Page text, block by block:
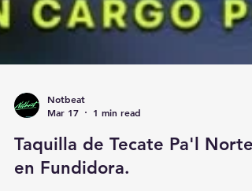
Mar 17
1 min read
Taquilla de Tecate Pa'l Norte